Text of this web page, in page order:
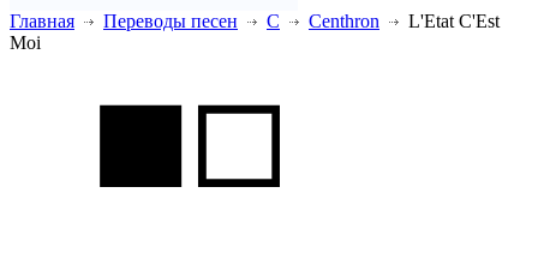
Главная Переводы песен C Centhron
L'Etat C'Est
Moi